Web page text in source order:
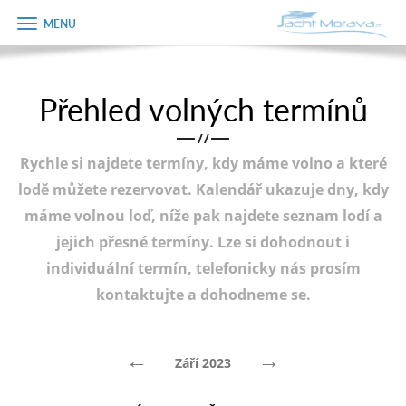
Úvodní strana
Plán plavby
Tipy na výlet
Fotogalerie
Zobrazit
menu
Přehled volných termínů
/ /
Rychle si najdete termíny, kdy máme volno a které
lodě můžete rezervovat. Kalendář ukazuje dny, kdy
máme volnou loď, níže pak najdete seznam lodí a
jejich přesné termíny. Lze si dohodnout i
individuální termín, telefonicky nás prosím
kontaktujte a dohodneme se.
← Září 2023 →
Objednávka
dárkového
Jméno
Telefon
E-mail